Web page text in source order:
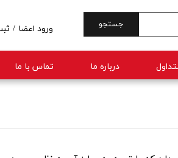
جستجو
درباره ما تماس با ما
ورود اعضا /
تغییر گذر واژه